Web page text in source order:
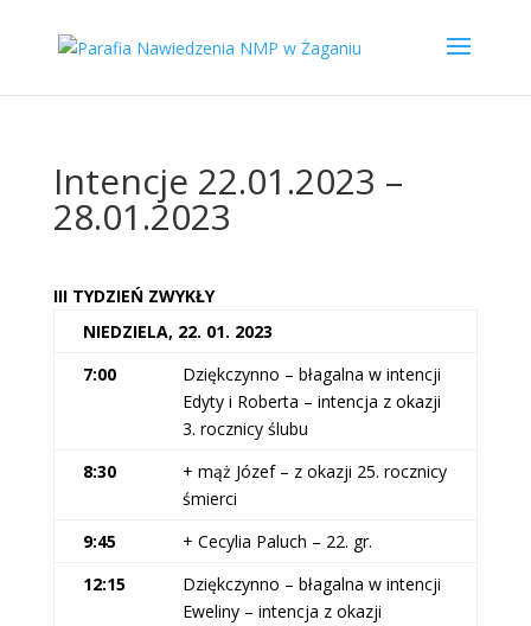
Intencje 22.01.2023 –
28.01.2023
III TYDZIEŃ ZWYKŁY
NIEDZIELA, 22. 01. 2023
7:00
Dziękczynno – błagalna w intencji
Edyty i Roberta – intencja z okazji
3. rocznicy ślubu
8:30
+ mąż Józef – z okazji 25. rocznicy
śmierci
9:45
+ Cecylia Paluch – 22. gr.
12:15
Dziękczynno – błagalna w intencji
Eweliny – intencja z okazji